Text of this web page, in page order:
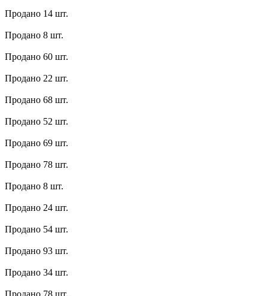
Продано 14 шт.
Продано 8 шт.
Продано 60 шт.
Продано 22 шт.
Продано 68 шт.
Продано 52 шт.
Продано 69 шт.
Продано 78 шт.
Продано 8 шт.
Продано 24 шт.
Продано 54 шт.
Продано 93 шт.
Продано 34 шт.
Продано 78 шт.